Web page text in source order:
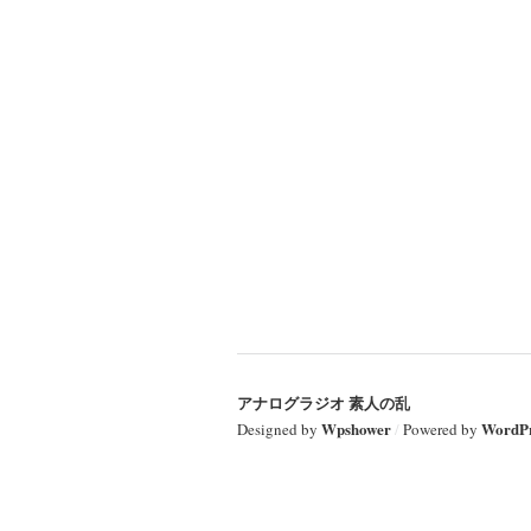
アナログラジオ 素人の乱
Designed by Wpshower/ Powered by